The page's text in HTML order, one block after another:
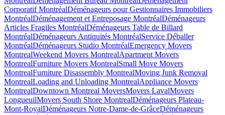
Corporatif MontréalDéménageurs pour Gestionnaires Immobiliers
MontréalDéménagement et Entreposage MontréalDéménageurs
Articles Fragiles MontréalDéménageurs Table de Billard
MontréalDéménageurs Antiquités MontréalService Déballer
MontréalDéménageurs Studio MontréalEmergency Movers
MontrealWeekend Movers MontrealApartment Movers
MontrealFurniture Movers MontrealSmall Move Movers
MontrealFurniture Disassembly MontrealMoving Junk Removal
MontrealLoading and Unloading MontrealAppliance Movers
MontrealDowntown Montreal MoversMovers LavalMovers
LongueuilMovers South Shore MontrealDéménageurs Plateau-
Mont-RoyalDéménageurs Notre-Dame-de-GrâceDéménageurs